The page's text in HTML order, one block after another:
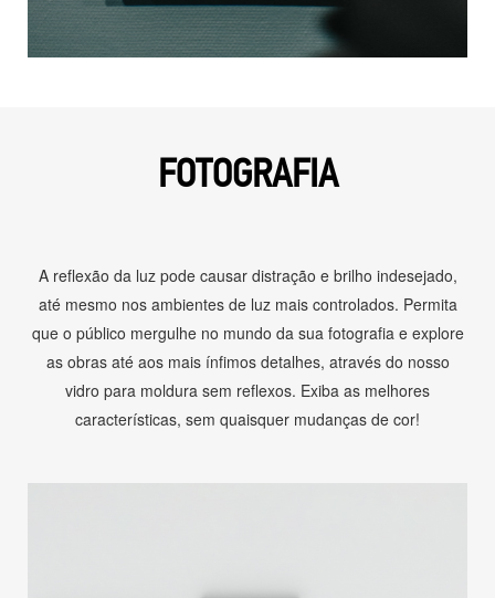
FOTOGRAFIA
A reflexão da luz pode causar distração e brilho indesejado,
até mesmo nos ambientes de luz mais controlados. Permita
que o público mergulhe no mundo da sua fotografia e explore
as obras até aos mais ínfimos detalhes, através do nosso
vidro para moldura sem reflexos. Exiba as melhores
características, sem quaisquer mudanças de cor!